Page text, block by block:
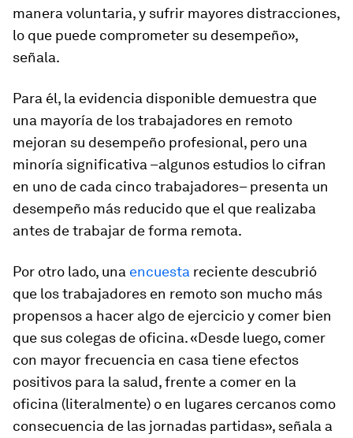
manera voluntaria, y sufrir mayores distracciones,
lo que puede comprometer su desempeño»,
señala.
Para él, la evidencia disponible demuestra que
una mayoría de los trabajadores en remoto
mejoran su desempeño profesional, pero una
minoría significativa –algunos estudios lo cifran
en uno de cada cinco trabajadores– presenta un
desempeño más reducido que el que realizaba
antes de trabajar de forma remota.
Por otro lado, una encuesta reciente descubrió
que los trabajadores en remoto son mucho más
propensos a hacer algo de ejercicio y comer bien
que sus colegas de oficina. «Desde luego, comer
con mayor frecuencia en casa tiene efectos
positivos para la salud, frente a comer en la
oficina (literalmente) o en lugares cercanos como
consecuencia de las jornadas partidas», señala a